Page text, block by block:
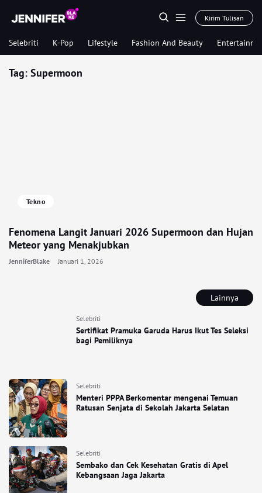
Kirim Tulisan
Selebriti K-Pop Lifestyle Fashion And Beauty
Lainnya
Selebriti
Sertifikat Pramuka Garuda Harus Ikut Tes Seleksi
bagi Pemiliknya
Selebriti
Menteri PPPA Berkomentar mengenai Temuan
Ratusan Senjata di Sekolah Jakarta Selatan
Selebriti
Sembako dan Cek Kesehatan Gratis di Apel
Kebangsaan Jaga Jakarta
Tag: Supermoon
Tekno
Fenomena Langit Januari 2026 Supermoon dan Hujan
Meteor yang Menakjubkan
JenniferBlake Januari 1, 2026